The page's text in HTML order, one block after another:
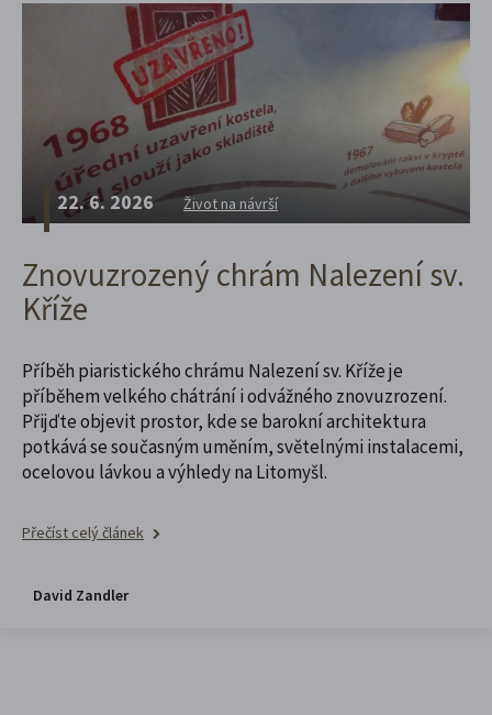
22. 6. 2026 Život na návrší
Znovuzrozený chrám Nalezení sv.
Kříže
Příběh piaristického chrámu Nalezení sv. Kříže je
příběhem velkého chátrání i odvážného znovuzrození.
Přijďte objevit prostor, kde se barokní architektura
potkává se současným uměním, světelnými instalacemi,
ocelovou lávkou a výhledy na Litomyšl.
Přečíst celý článek
David Zandler